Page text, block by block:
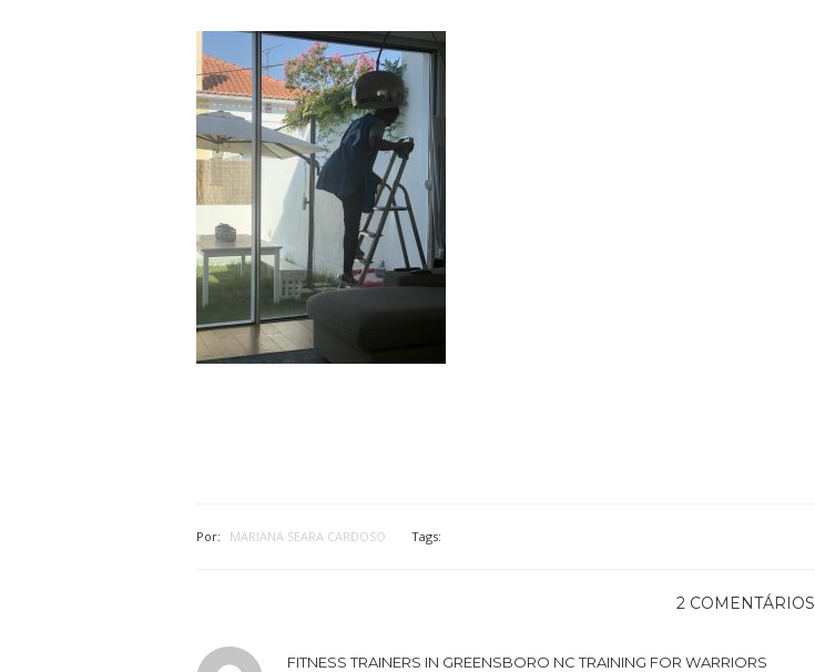
Por: MARIANA SEARA CARDOSO Tags:
2 COMENTÁRIOS
FITNESS TRAINERS IN GREENSBORO NC TRAINING FOR WARRIORS